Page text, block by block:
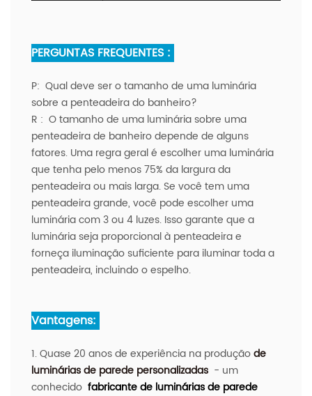
PERGUNTAS FREQUENTES :
P: Qual deve ser o tamanho de uma luminária
sobre a penteadeira do banheiro?
R : O tamanho de uma luminária sobre uma
penteadeira de banheiro depende de alguns
fatores. Uma regra geral é escolher uma luminária
que tenha pelo menos 75% da largura da
penteadeira ou mais larga. Se você tem uma
penteadeira grande, você pode escolher uma
luminária com 3 ou 4 luzes. Isso garante que a
luminária seja proporcional à penteadeira e
forneça iluminação suficiente para iluminar toda a
penteadeira, incluindo o espelho.
Vantagens:
1. Quase 20 anos de experiência na produçãode
luminárias de parede personalizadas - um
conhecido fabricante de luminárias de parede